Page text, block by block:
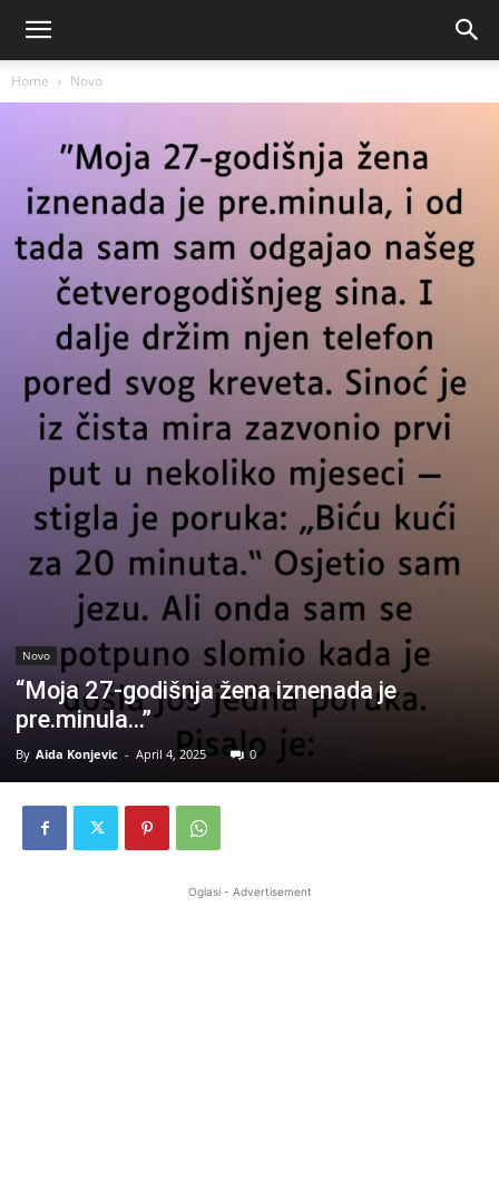
Home Novo
Novo
“Moja 27-godišnja žena iznenada je
pre.minula…”
By Aida Konjevic - April 4, 2025 0
Oglasi - Advertisement